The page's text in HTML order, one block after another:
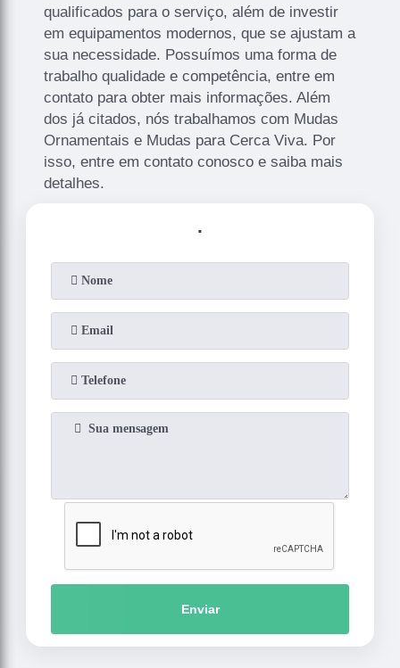
qualificados para o serviço, além de investir
em equipamentos modernos, que se ajustam a
sua necessidade. Possuímos uma forma de
trabalho qualidade e competência, entre em
contato para obter mais informações. Além
dos já citados, nós trabalhamos com Mudas
Ornamentais e Mudas para Cerca Viva. Por
isso, entre em contato conosco e saiba mais
detalhes.
.
Enviar